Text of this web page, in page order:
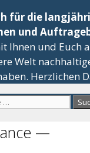
für die
und
Ihnen und Euch
Welt
Herzlichen
—